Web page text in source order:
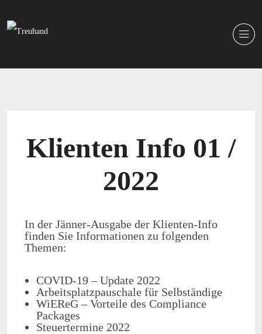
Klienten Info 01 /
2022
In der Jänner-Ausgabe der Klienten-Info
finden Sie Informationen zu folgenden
Themen:
COVID-19 – Update 2022
Arbeitsplatzpauschale für Selbständige
WiEReG – Vorteile des Compliance
Packages
Steuertermine 2022